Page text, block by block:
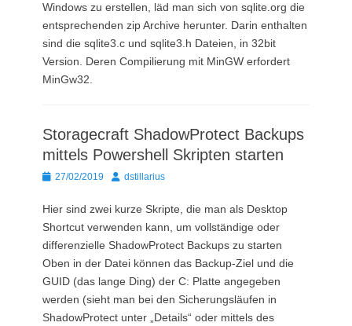
Windows zu erstellen, läd man sich von sqlite.org die
entsprechenden zip Archive herunter. Darin enthalten
sind die sqlite3.c und sqlite3.h Dateien, in 32bit
Version. Deren Compilierung mit MinGW erfordert
MinGw32.
Storagecraft ShadowProtect Backups
mittels Powershell Skripten starten
Posted
27/02/2019 Autordstillarius
Hier sind zwei kurze Skripte, die man als Desktop
Shortcut verwenden kann, um vollständige oder
differenzielle ShadowProtect Backups zu starten
Oben in der Datei können das Backup-Ziel und die
GUID (das lange Ding) der C: Platte angegeben
werden (sieht man bei den Sicherungsläufen in
ShadowProtect unter „Details“ oder mittels des